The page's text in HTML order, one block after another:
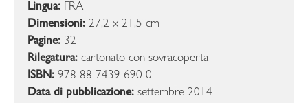
Lingua: FRA
Dimensioni: 27,2 x 21,5 cm
Pagine: 32
Rilegatura: cartonato con sovracoperta
ISBN: 978-88-7439-690-0
Data di pubblicazione: settembre 2014